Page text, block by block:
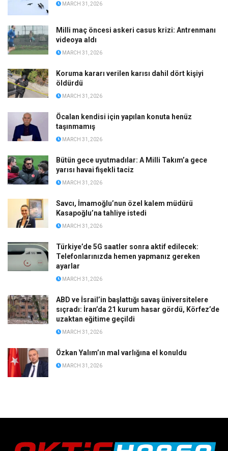
MARCH 31, 2026
Milli maç öncesi askeri casus krizi: Antrenmanı
videoya aldı
MARCH 31, 2026
Koruma kararı verilen karısı dahil dört kişiyi
öldürdü
MARCH 31, 2026
Öcalan kendisi için yapılan konuta henüz
taşınmamış
MARCH 31, 2026
Bütün gece uyutmadılar: A Milli Takım’a gece
yarısı havai fişekli taciz
MARCH 31, 2026
Savcı, İmamoğlu’nun özel kalem müdürü
Kasapoğlu’na tahliye istedi
MARCH 31, 2026
Türkiye’de 5G saatler sonra aktif edilecek:
Telefonlarınızda hemen yapmanız gereken
ayarlar
MARCH 31, 2026
ABD ve İsrail’in başlattığı savaş üniversitelere
sıçradı: İran’da 21 kurum hasar gördü, Körfez’de
uzaktan eğitime geçildi
MARCH 31, 2026
Özkan Yalım’ın mal varlığına el konuldu
MARCH 31, 2026